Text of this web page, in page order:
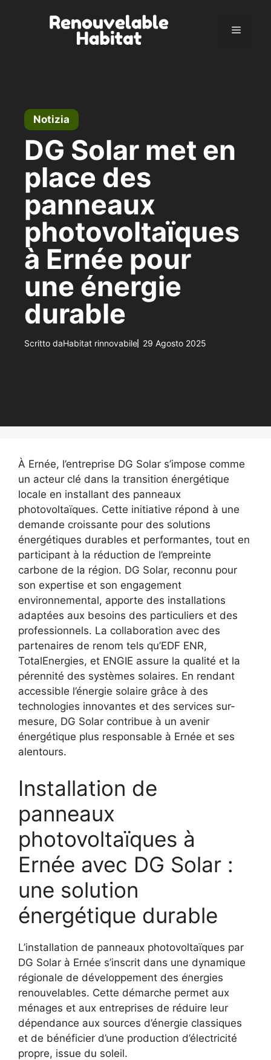
Menu
Notizia
DG Solar met en
place des
panneaux
photovoltaïques
à Ernée pour
une énergie
durable
Scritto daHabitat rinnovabile 29 Agosto 2025
À Ernée, l’entreprise DG Solar s’impose comme
un acteur clé dans la transition énergétique
locale en installant des panneaux
photovoltaïques. Cette initiative répond à une
demande croissante pour des solutions
énergétiques durables et performantes, tout en
participant à la réduction de l’empreinte
carbone de la région. DG Solar, reconnu pour
son expertise et son engagement
environnemental, apporte des installations
adaptées aux besoins des particuliers et des
professionnels. La collaboration avec des
partenaires de renom tels qu’EDF ENR,
TotalEnergies, et ENGIE assure la qualité et la
pérennité des systèmes solaires. En rendant
accessible l’énergie solaire grâce à des
technologies innovantes et des services sur-
mesure, DG Solar contribue à un avenir
énergétique plus responsable à Ernée et ses
alentours.
Installation de
panneaux
photovoltaïques à
Ernée avec DG Solar :
une solution
énergétique durable
L’installation de panneaux photovoltaïques par
DG Solar à Ernée s’inscrit dans une dynamique
régionale de développement des énergies
renouvelables. Cette démarche permet aux
ménages et aux entreprises de réduire leur
dépendance aux sources d’énergie classiques
et de bénéficier d’une production d’électricité
propre, issue du soleil.